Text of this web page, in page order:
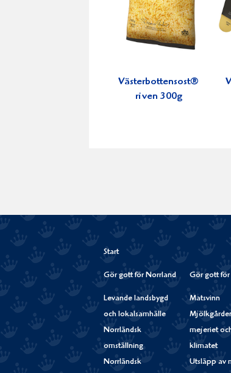
Västerbottensost®
riven 300g
Start
Gör gott för Norrland
Levande landsbygd
och lokalsamhälle
Norrländsk
omställning
Norrländsk
Gör gott för
Matsvinn
mejeriet
klimatet
Utsläpp av